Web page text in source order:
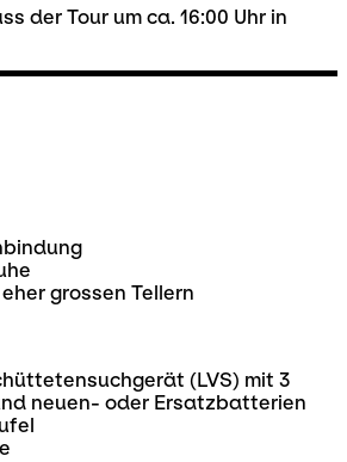
der Tour um ca. 16:00 Uhr in
grossen Tellern
(LVS) mit 3
neuen- oder Ersatzbatterien